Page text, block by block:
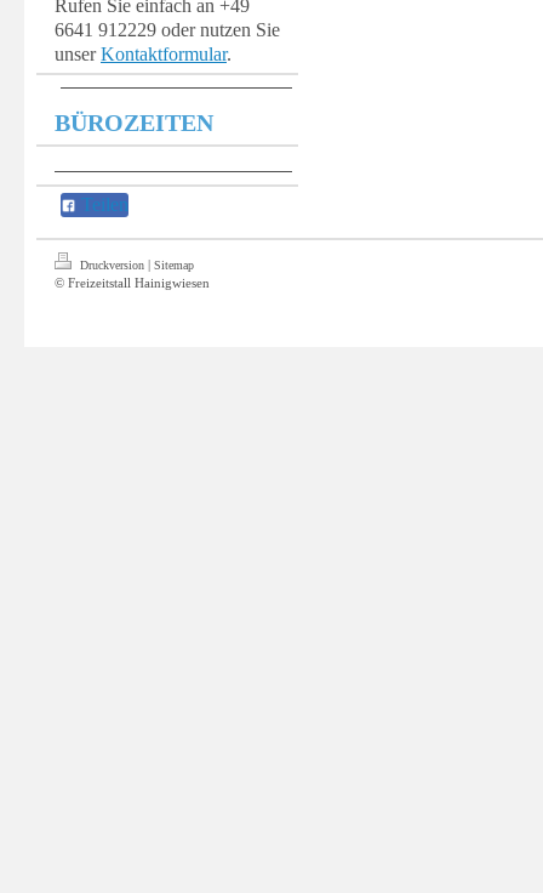
Rufen Sie einfach an +49
6641 912229 oder nutzen Sie
unserKontaktformular.
BÜROZEITEN
Teilen
Druckversion | Sitemap
© Freizeitstall Hainigwiesen